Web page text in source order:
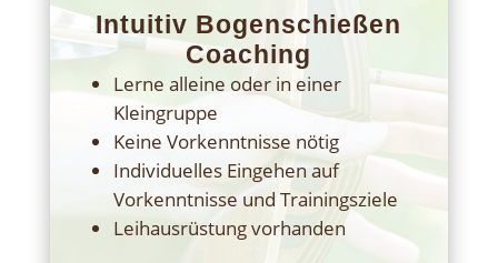
Intuitiv Bogenschießen
Coaching
Lerne alleine oder in einer
Kleingruppe
Keine Vorkenntnisse nötig
Individuelles Eingehen auf
Vorkenntnisse und Trainingsziele
Leihausrüstung vorhanden